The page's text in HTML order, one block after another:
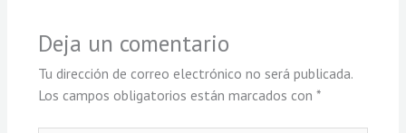
Deja un comentario
Tu dirección de correo electrónico no será publicada.
Los campos obligatorios están marcados con *